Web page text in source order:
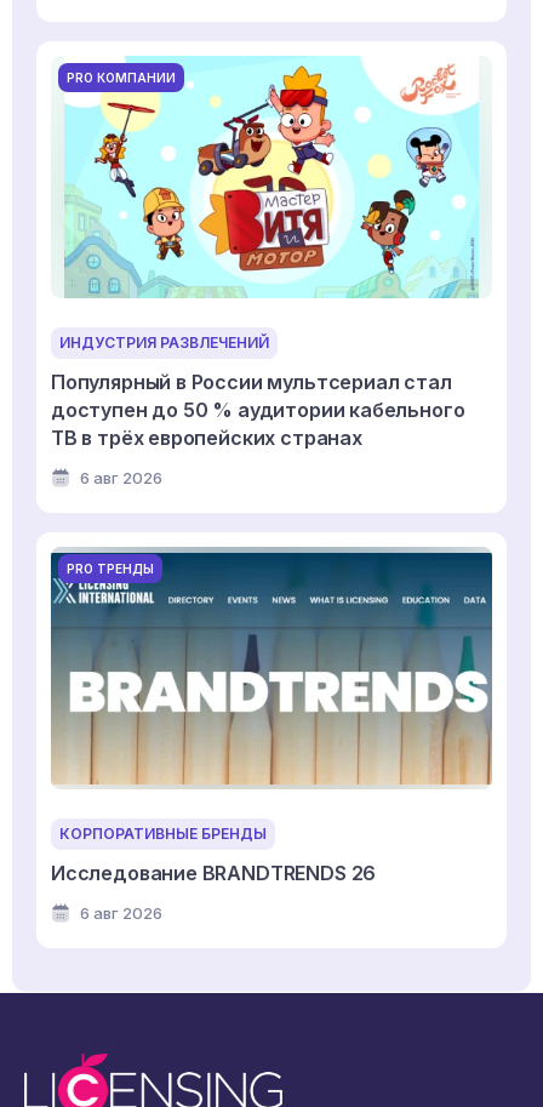
PRO КОМПАНИИ
ИНДУСТРИЯ РАЗВЛЕЧЕНИЙ
Популярный в России мультсериал стал
доступен до 50 % аудитории кабельного
ТВ в трёх европейских странах
6 авг 2026
PRO ТРЕНДЫ
КОРПОРАТИВНЫЕ БРЕНДЫ
Исследование BRANDTRENDS 26
6 авг 2026